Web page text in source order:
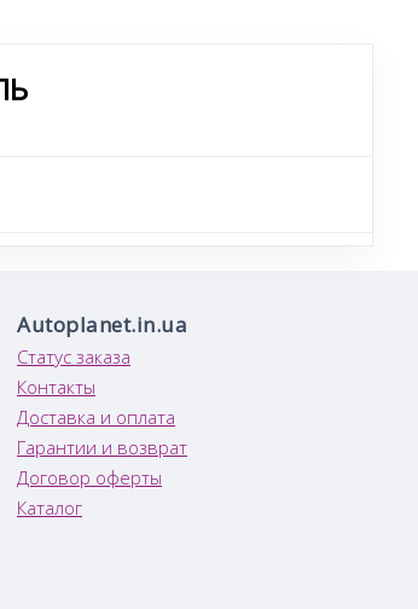
Autoplanet.in.ua
Статус заказа
Контакты
Доставка и оплата
Гарантии и возврат
Договор оферты
Каталог